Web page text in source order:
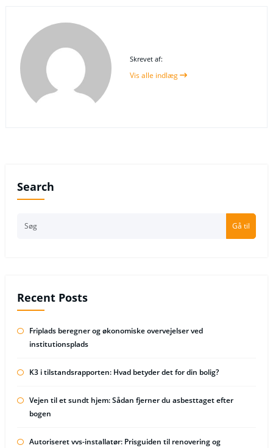
Skrevet af:
Vis alle indlæg
Search
Gå til
Recent Posts
Friplads beregner og økonomiske overvejelser ved
institutionsplads
K3 i tilstandsrapporten: Hvad betyder det for din bolig?
Vejen til et sundt hjem: Sådan fjerner du asbesttaget efter
bogen
Autoriseret vvs-installatør: Prisguiden til renovering og